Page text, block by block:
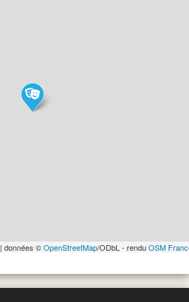
| données ©OpenStreetMap/ODbL - renduOSM